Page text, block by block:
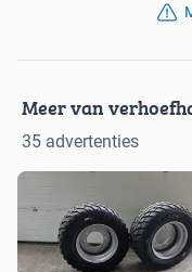
Meer van
35 advertenties